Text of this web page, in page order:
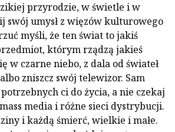
przyrodzie, w świetle i w
swój umysł z więzów kulturowego
myśli, że ten świat to jakiś
którym rządzą jakieś
w czarne niebo, z dala od świateł
zniszcz swój telewizor. Sam
ci do życia, a nie czekaj
media i różne sieci dystrybucji.
i każdą śmierć, wielkie i małe.